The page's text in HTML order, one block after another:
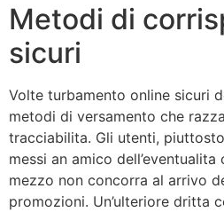
Metodi di
sicuri
Volte turbamento online sicuri
metodi di versamento che
tracciabilita. Gli utenti,
messi an amico
mezzo non concorra al arrivo
promozioni. Un’ulteriore dritta